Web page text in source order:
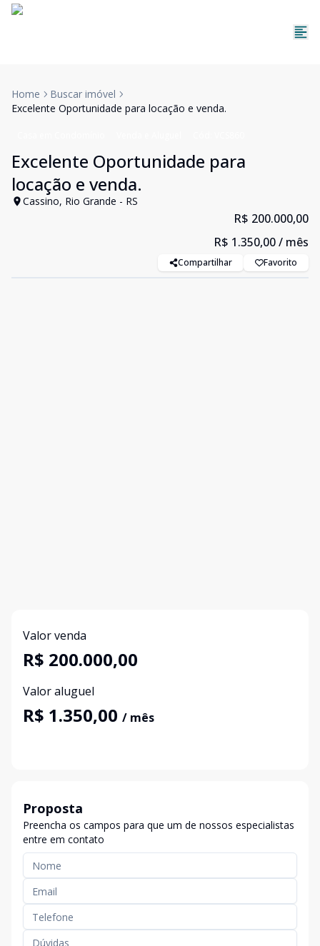
Home
Buscar imóvel
Excelente Oportunidade para locação e venda.
Excelente Oportunidade para
locação e venda.
Cassino, Rio Grande - RS
R$ 200.000,00
R$ 1.350,00/ mês
Compartilhar Favorito
Valor venda
R$ 200.000,00
Valor aluguel
R$ 1.350,00 / mês
Proposta
Preencha os campos para que um de nossos especialistas
entre em contato